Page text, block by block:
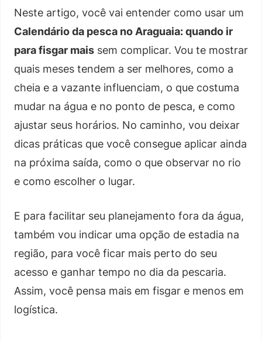
Neste artigo, você vai entender como usar um
Calendário da pesca no Araguaia: quando ir
para fisgar mais sem complicar. Vou te mostrar
quais meses tendem a ser melhores, como a
cheia e a vazante influenciam, o que costuma
mudar na água e no ponto de pesca, e como
ajustar seus horários. No caminho, vou deixar
dicas práticas que você consegue aplicar ainda
na próxima saída, como o que observar no rio
e como escolher o lugar.
E para facilitar seu planejamento fora da água,
também vou indicar uma opção de estadia na
região, para você ficar mais perto do seu
acesso e ganhar tempo no dia da pescaria.
Assim, você pensa mais em fisgar e menos em
logística.